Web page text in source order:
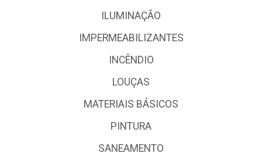
ILUMINAÇÃO
IMPERMEABILIZANTES
INCÊNDIO
LOUÇAS
MATERIAIS BÁSICOS
PINTURA
SANEAMENTO